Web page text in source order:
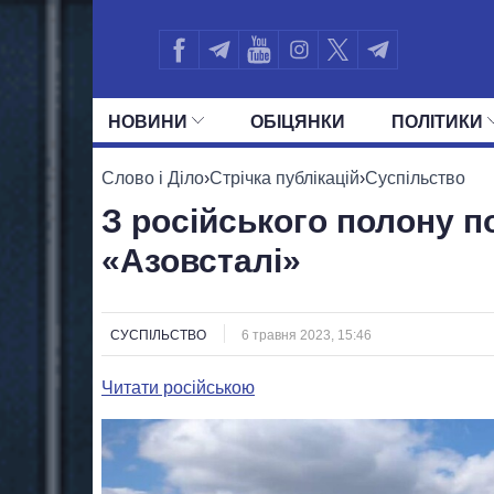
НОВИНИ ОБIЦЯНКИ ПОЛIТИКИ
УСІ ПОЛІТИКИ ПРЕЗИДЕНТ І ОФІС
Слово і Діло›Стрічка публікацій›Суспільство
З російського полону
«Азовсталі»
СУСПІЛЬСТВО 6 травня 2023, 15:46
Читати російською